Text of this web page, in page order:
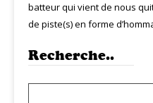
batteur qui vient de nous
de piste(s) en forme
Recherche..